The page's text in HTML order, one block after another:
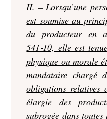
II. – Lorsqu’une
est soumise au
du producteur en
541‑10, elle est
physique ou morale
mandataire chargé
obligations relatives
élargie des
subrogée dans